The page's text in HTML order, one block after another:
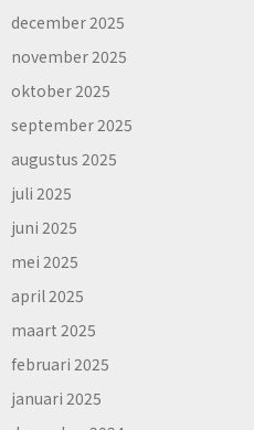
december 2025
november 2025
oktober 2025
september 2025
augustus 2025
juli 2025
juni 2025
mei 2025
april 2025
maart 2025
februari 2025
januari 2025